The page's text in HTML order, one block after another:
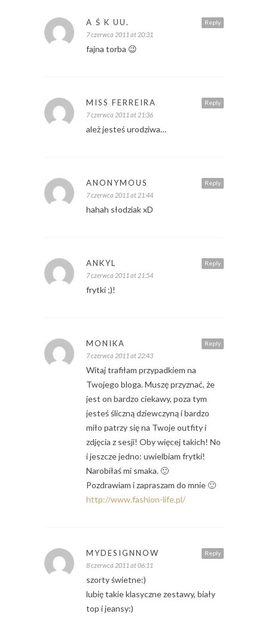
Reply
A Ś K UU.
7 czerwca 2011 at 20:31
fajna torba 😉
Reply
MISS FERREIRA
7 czerwca 2011 at 21:36
ależ jesteś urodziwa…
Reply
ANONYMOUS
7 czerwca 2011 at 21:44
hahah słodziak xD
Reply
ANKYL
7 czerwca 2011 at 21:54
frytki ;)!
Reply
MONIKA
7 czerwca 2011 at 22:43
Witaj trafiłam przypadkiem na
Twojego bloga. Muszę przyznać, że
jest on bardzo ciekawy, poza tym
jesteś śliczną dziewczyną i bardzo
miło patrzy się na Twoje outfity i
zdjęcia z sesji! Oby więcej takich! No
i jeszcze jedno: uwielbiam frytki!
Narobiłaś mi smaka. 🙂
Pozdrawiam i zapraszam do mnie 🙂
http://www.fashion-life.pl/
Reply
MYDESIGNNOW
8 czerwca 2011 at 06:11
szorty świetne:)
lubię takie klasyczne zestawy, biały
top i jeansy:)